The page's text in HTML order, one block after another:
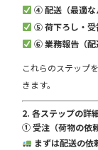
④ 配送（最適な
⑤ 荷下ろし・受
⑥ 業務報告（配
これらのステップを
きます。
2. 各ステップの詳
① 受注（荷物の依
まずは配送の依